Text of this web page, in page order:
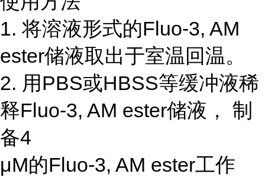
1. 将溶液形式的Fluo-3, AM
ester储液取出于室温回温。
2. 用PBS或HBSS等缓冲液稀
释Fluo-3, AM ester储液， 制
备4
μM的Fluo-3, AM ester工作